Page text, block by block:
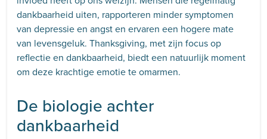
dankbaarheid uiten, rapporteren minder symptomen
van depressie en angst en ervaren een hogere mate
van levensgeluk. Thanksgiving, met zijn focus op
reflectie en dankbaarheid, biedt een natuurlijk moment
om deze krachtige emotie te omarmen.
De biologie achter
dankbaarheid